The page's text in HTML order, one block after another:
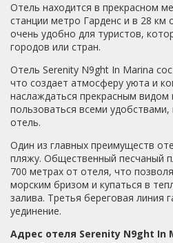
Отель находится в прекрасном
станции метро Гарденс и в 28 км
очень удобно для туристов,
городов или стран.
Отель Serenity N9ght In Marina
что создает атмосферу уюта и
наслаждаться прекрасным
пользоваться всеми
отель.
Один из главных преимуществ
пляжу. Общественный песчаный
700 метрах от отеля, что
морским бризом и купаться в
залива. Третья береговая линия
уединение.
Адрес отеля Serenity N9ght In